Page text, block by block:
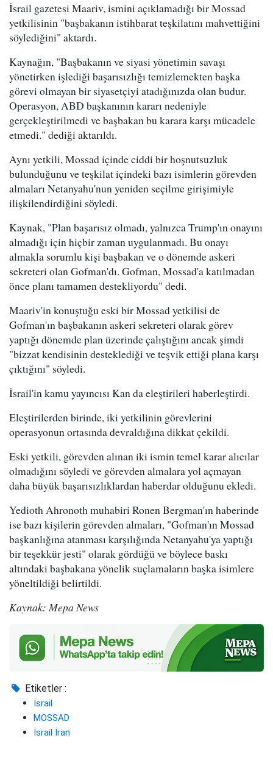
İsrail gazetesi Maariv, ismini açıklamadığı bir Mossad
yetkilisinin "başbakanın istihbarat teşkilatını mahvettiğini
söylediğini" aktardı.
Kaynağın, "Başbakanın ve siyasi yönetimin savaşı
yönetirken işlediği başarısızlığı temizlemekten başka
görevi olmayan bir siyasetçiyi atadığınızda olan budur.
Operasyon, ABD başkanının kararı nedeniyle
gerçekleştirilmedi ve başbakan bu karara karşı mücadele
etmedi." dediği aktarıldı.
Aynı yetkili, Mossad içinde ciddi bir hoşnutsuzluk
bulunduğunu ve teşkilat içindeki bazı isimlerin görevden
almaları Netanyahu'nun yeniden seçilme girişimiyle
ilişkilendirdiğini söyledi.
Kaynak, "Plan başarısız olmadı, yalnızca Trump'ın onayını
almadığı için hiçbir zaman uygulanmadı. Bu onayı
almakla sorumlu kişi başbakan ve o dönemde askeri
sekreteri olan Gofman'dı. Gofman, Mossad'a katılmadan
önce planı tamamen destekliyordu" dedi.
Maariv'in konuştuğu eski bir Mossad yetkilisi de
Gofman'ın başbakanın askeri sekreteri olarak görev
yaptığı dönemde plan üzerinde çalıştığını ancak şimdi
"bizzat kendisinin desteklediği ve teşvik ettiği plana karşı
çıktığını" söyledi.
İsrail'in kamu yayıncısı Kan da eleştirileri haberleştirdi.
Eleştirilerden birinde, iki yetkilinin görevlerini
operasyonun ortasında devraldığına dikkat çekildi.
Eski yetkili, görevden alınan iki ismin temel karar alıcılar
olmadığını söyledi ve görevden almalara yol açmayan
daha büyük başarısızlıklardan haberdar olduğunu ekledi.
Yedioth Ahronoth muhabiri Ronen Bergman'ın haberinde
ise bazı kişilerin görevden almaları, "Gofman'ın Mossad
başkanlığına atanması karşılığında Netanyahu'ya yaptığı
bir teşekkür jesti" olarak gördüğü ve böylece baskı
altındaki başbakana yönelik suçlamaların başka isimlere
yöneltildiği belirtildi.
Kaynak: Mepa News
Etiketler :
İsrail
MOSSAD
İsrail İran